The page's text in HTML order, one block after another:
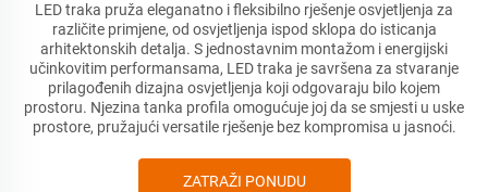
LED traka pruža eleganatno i fleksibilno rješenje osvjetljenja za
različite primjene, od osvjetljenja ispod sklopa do isticanja
arhitektonskih detalja. S jednostavnim montažom i energijski
učinkovitim performansama, LED traka je savršena za stvaranje
prilagođenih dizajna osvjetljenja koji odgovaraju bilo kojem
prostoru. Njezina tanka profila omogućuje joj da se smjesti u uske
prostore, pružajući versatile rješenje bez kompromisa u jasnoći.
ZATRAŽI PONUDU